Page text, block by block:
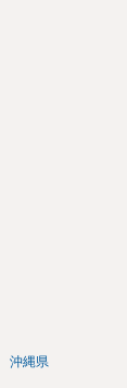
沖縄県